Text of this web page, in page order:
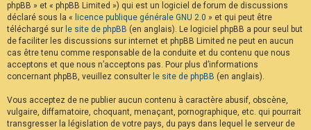
phpBB » et « phpBB Limited ») qui est un logiciel de forum de discussions
déclaré sous la « licence publique générale GNU 2.0 » et qui peut être
téléchargé sur le site de phpBB (en anglais). Le logiciel phpBB a pour seul but
de faciliter les discussions sur internet et phpBB Limited ne peut en aucun
cas être tenu comme responsable de la conduite et du contenu que nous
acceptons et que nous n’acceptons pas. Pour plus d’informations
concernant phpBB, veuillez consulter le site de phpBB (en anglais).
Vous acceptez de ne publier aucun contenu à caractère abusif, obscène,
vulgaire, diffamatoire, choquant, menaçant, pornographique, etc. qui pourrait
transgresser la législation de votre pays, du pays dans lequel le serveur de